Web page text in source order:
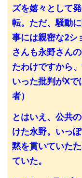
ズを嬉々として
転。ただ、騒動
事には親密な2シ
さんも永野さん
たわけですから
いった批判がX
者）
とはいえ、公共
けた永野。いっ
黙を貫いていた
ていた。